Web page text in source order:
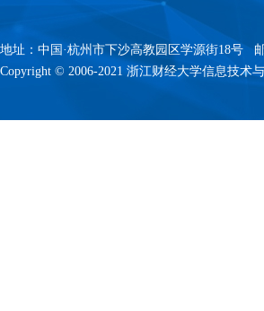
地址：中国·杭州市下沙高教园区学源街18号
Copyright © 2006-2021 浙江财经大学信息技术